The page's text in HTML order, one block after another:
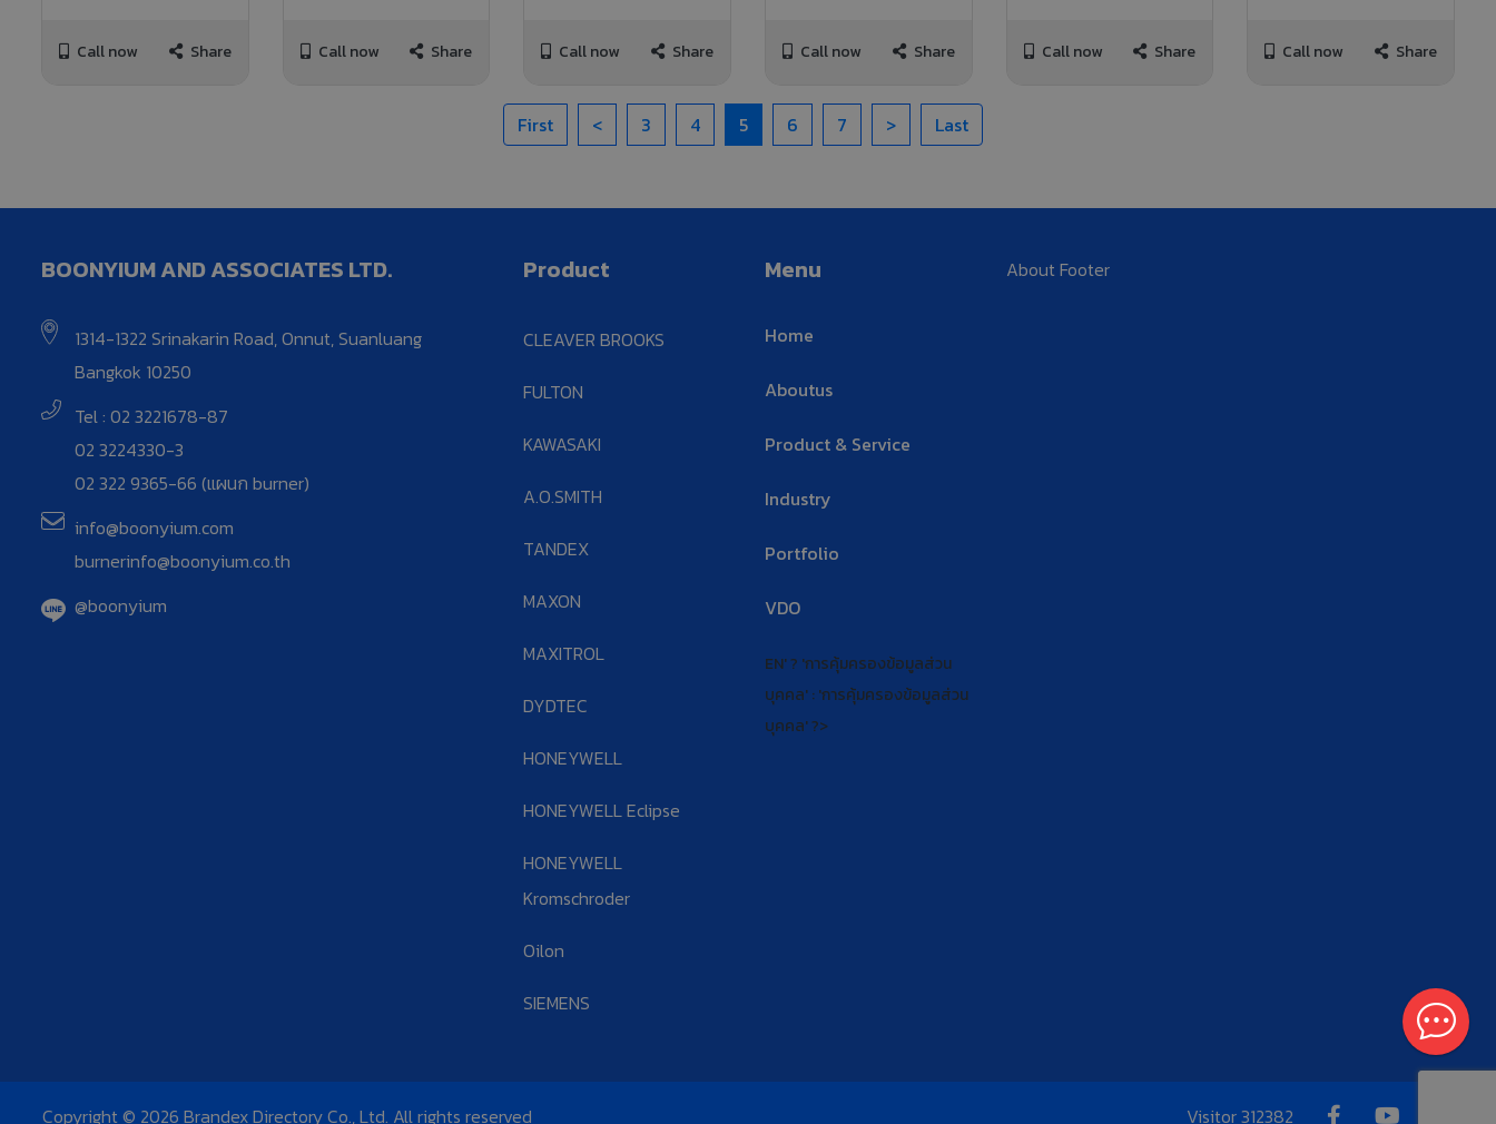
Call now Share Call now Share Call now Share Call now Share Call now Share Call now Share
First < 3 4 5 6 7 > Last
BOONYIUM AND ASSOCIATES LTD.
1314-1322 Srinakarin Road, Onnut, Suanluang
Bangkok 10250
Tel : 02 3221678-87
02 3224330-3
02 322 9365-66 (แผนก burner)
info@boonyium.com
burnerinfo@boonyium.co.th
@boonyium
Product
CLEAVER BROOKS
FULTON
KAWASAKI
A.O.SMITH
TANDEX
MAXON
MAXITROL
DYDTEC
HONEYWELL
HONEYWELL Eclipse
HONEYWELL
Kromschroder
Oilon
SIEMENS
Menu
Home
Aboutus
Product & Service
Industry
Portfolio
VDO
EN' ? 'การคุ้มครองข้อมูลส่วน
บุคคล' : 'การคุ้มครองข้อมูลส่วน
บุคคล' ?>
About Footer
Copyright © 2026 Brandex Directory Co., Ltd. All rights reserved Visitor312382